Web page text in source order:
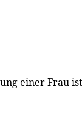
einer Frau